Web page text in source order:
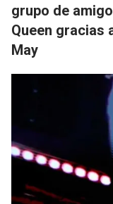
grupo de
Queen gracias
May